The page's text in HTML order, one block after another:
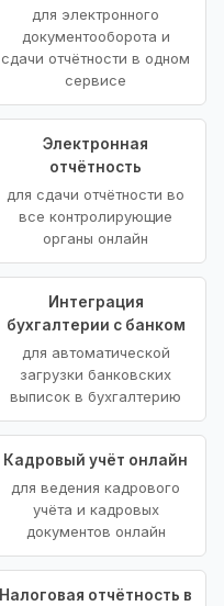
для электронного
документооборота и
сдачи отчётности в одном
сервисе
Электронная
отчётность
для сдачи отчётности во
все контролирующие
органы онлайн
Интеграция
бухгалтерии с банком
для автоматической
загрузки банковских
выписок в бухгалтерию
Кадровый учёт онлайн
для ведения кадрового
учёта и кадровых
документов онлайн
Налоговая отчётность в